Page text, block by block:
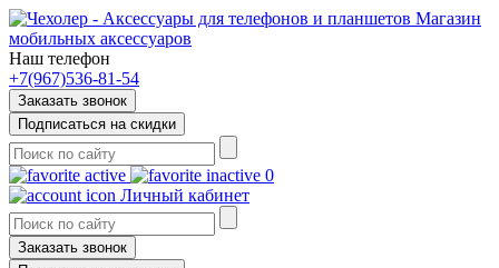
Магазин
мобильных аксессуаров
Наш телефон
+7(967)536-81-54
Заказать звонок
Подписаться на скидки
0
Личный кабинет
Заказать звонок